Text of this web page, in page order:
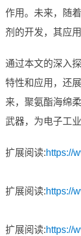
作用。未来，随
剂的开发，其应
通过本文的深入
特性和应用，还
来，聚氨酯海绵
武器，为电子工
扩展阅读:https://
扩展阅读:https://
扩展阅读:https://